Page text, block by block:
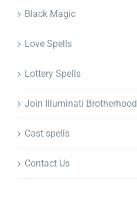
Black Magic
Love Spells
Lottery Spells
Join Illuminati Brotherhood
Cast spells
Contact Us